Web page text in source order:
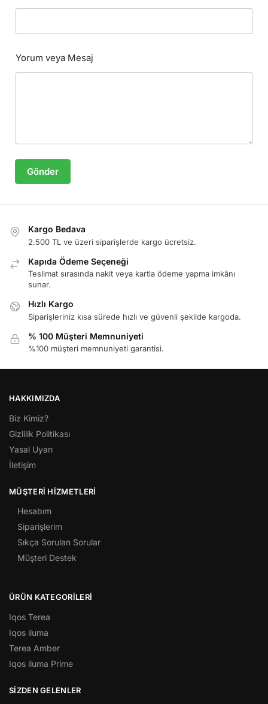
Yorum veya Mesaj
Gönder
Kargo Bedava
2.500 TL ve üzeri siparişlerde kargo ücretsiz.
Kapıda Ödeme Seçeneği
Teslimat sırasında nakit veya kartla ödeme yapma imkânı
sunar.
Hızlı Kargo
Siparişleriniz kısa sürede hızlı ve güvenli şekilde kargoda.
% 100 Müşteri Memnuniyeti
%100 müşteri memnuniyeti garantisi.
HAKKIMIZDA
Biz Kimiz?
Gizlilik Politikası
Yasal Uyarı
İletişim
MÜŞTERI HIZMETLERI
Hesabım
Siparişlerim
Sıkça Sorulan Sorular
Müşteri Destek
ÜRÜN KATEGORILERI
Iqos Terea
Iqos iluma
Terea Amber
Iqos iluma Prime
SİZDEN GELENLER